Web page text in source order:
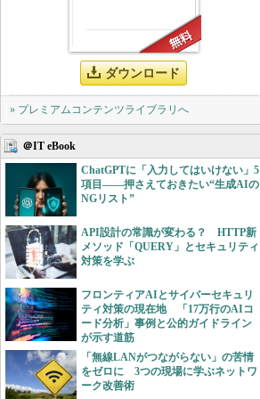
ダウンロード
» プレミアムコンテンツライブラリへ
＠IT eBook
ChatGPTに「入力してはいけない」5
項目――押さえておきたい“生成AIの
NGリスト”
API設計の常識が変わる？ HTTP新
メソッド「QUERY」とセキュリティ
対策を学ぶ
フロンティアAIとサイバーセキュリ
ティ対策の現在地 「17万行のAIコ
ード分析」事例と公的ガイドライン
が示す道筋
「無線LANがつながらない」の苦情
をゼロに 3つの現場に学ぶネットワ
ーク改善術